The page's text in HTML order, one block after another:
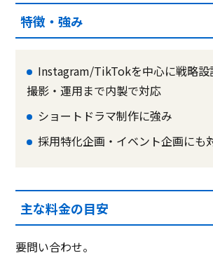
特徴・強み
Instagram/TikTokを中心に戦略設
撮影・運用まで内製で対応
ショートドラマ制作に強み
採用特化企画・イベント企画にも
主な料金の目安
要問い合わせ。